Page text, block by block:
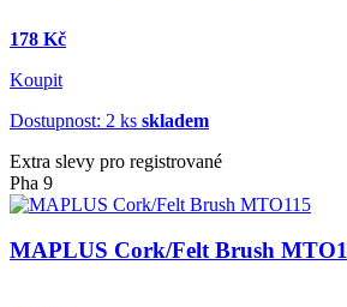
178 Kč
Koupit
Dostupnost: 2 ks skladem
Extra slevy pro registrované
Pha 9
MAPLUS Cork/Felt Brush